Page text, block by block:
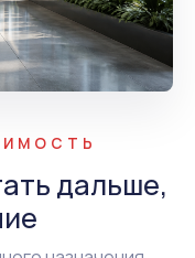
дальше,